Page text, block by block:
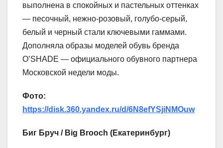
выполнена в спокойных и пастельных оттенках
— песочный, нежно-розовый, голубо-серый,
белый и черный стали ключевыми гаммами.
Дополняла образы моделей обувь бренда
O’SHADE — официального обувного партнера
Московской недели моды.
Фото:
https://disk.360.yandex.ru/d/6N8efYSjiNMOuw
Биг Бруч / Big Brooch (Екатеринбург)